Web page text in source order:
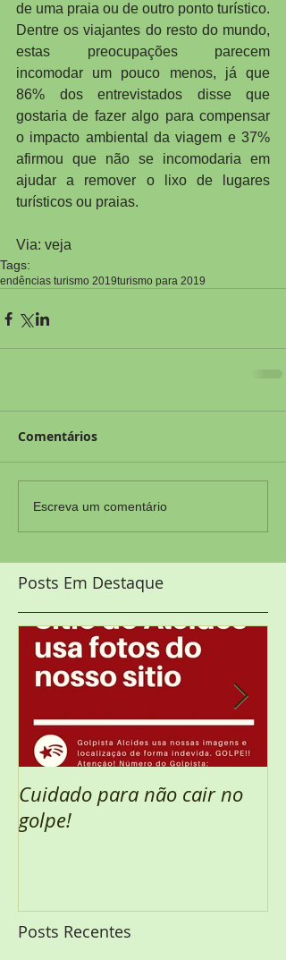
de uma praia ou de outro ponto turístico.
Dentre os viajantes do resto do mundo,
estas preocupações parecem
incomodar um pouco menos, já que
86% dos entrevistados disse que
gostaria de fazer algo para compensar
o impacto ambiental da viagem e 37%
afirmou que não se incomodaria em
ajudar a remover o lixo de lugares
turísticos ou praias.
Via: veja
Tags:
endências turismo 2019turismo para 2019
Comentários
Escreva um comentário
Posts Em Destaque
Cuidado para não cair no
golpe!
Posts Recentes